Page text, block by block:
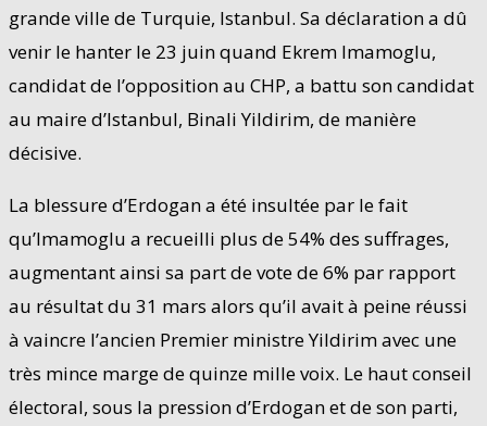
grande ville de Turquie, Istanbul. Sa déclaration a dû
venir le hanter le 23 juin quand Ekrem Imamoglu,
candidat de l’opposition au CHP, a battu son candidat
au maire d’Istanbul, Binali Yildirim, de manière
décisive.
La blessure d’Erdogan a été insultée par le fait
qu’Imamoglu a recueilli plus de 54% des suffrages,
augmentant ainsi sa part de vote de 6% par rapport
au résultat du 31 mars alors qu’il avait à peine réussi
à vaincre l’ancien Premier ministre Yildirim avec une
très mince marge de quinze mille voix. Le haut conseil
électoral, sous la pression d’Erdogan et de son parti,